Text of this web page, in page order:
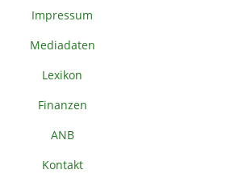
Impressum
Mediadaten
Lexikon
Finanzen
ANB
Kontakt